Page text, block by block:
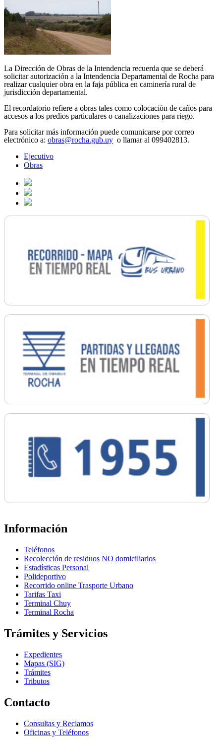
La Dirección de Obras de la Intendencia recuerda que se deberá
solicitar autorización a la Intendencia Departamental de Rocha para
realizar cualquier obra en la faja pública en caminería rural de
jurisdicción departamental.
El recordatorio refiere a obras tales como colocación de caños para
accesos a los predios particulares o canalizaciones para riego.
Para solicitar más información puede comunicarse por correo
electrónico a: obras@rocha.gub.uy o llamar al 099402813.
Ejecutivo
Obras
Información
Teléfonos
Recolección de residuos NO domiciliarios
Estadísticas Personal
Polideportivo
Recorrido online Trasporte Urbano
Tarifas Taxi
Terminal Chuy
Terminal Rocha
Trámites y Servicios
Expedientes
Mapas (SIG)
Trámites
Tributos
Contacto
Consultas y Reclamos
Oficinas y Teléfonos